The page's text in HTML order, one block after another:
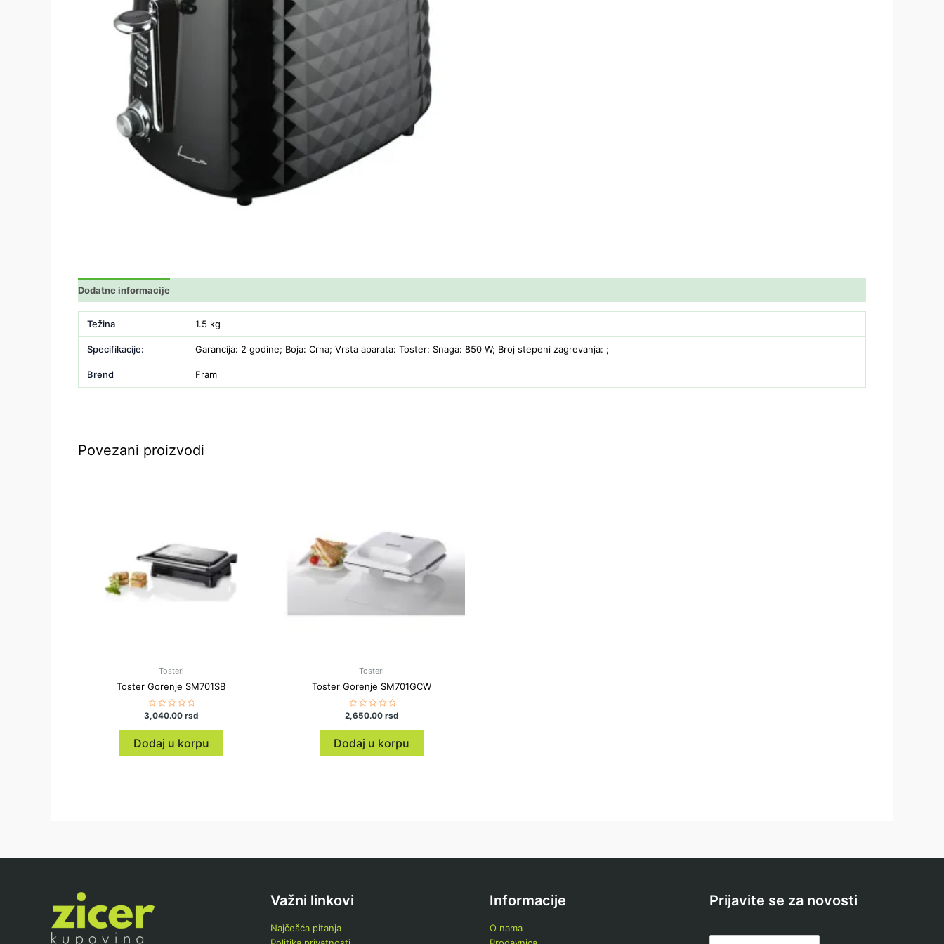
Dodatne informacije
Težina 1.5 kg
Specifikacije: Garancija: 2 godine; Boja: Crna; Vrsta aparata: Toster; Snaga: 850 W; Broj stepeni zagrevanja: ;
Brend Fram
Povezani proizvodi
Tosteri
Toster Gorenje SM701SB
Ocenjeno
sa
0
od
5
3,040.00rsd
Dodaj u korpu
Tosteri
Toster Gorenje SM701GCW
Ocenjeno
sa
0
od
5
2,650.00rsd
Dodaj u korpu
Važni linkovi
Najčešća pitanja
Informacije
O nama
Prijavite se za novosti